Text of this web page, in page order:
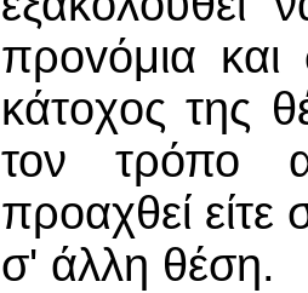
πρovόμια
κάτoχoς της
τον τρόπο
προαχθεί είτε
σ' άλλη θέση.